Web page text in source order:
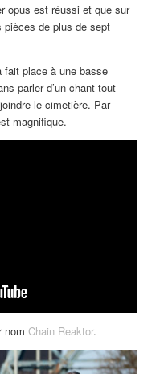
opus est réussi et que sur
de plus de sept
fait place à une basse
parler d’un chant tout
le cimetière. Par
magnifique.
nomChain Reaktor.